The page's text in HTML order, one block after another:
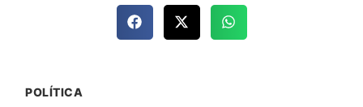
POLÍTICA